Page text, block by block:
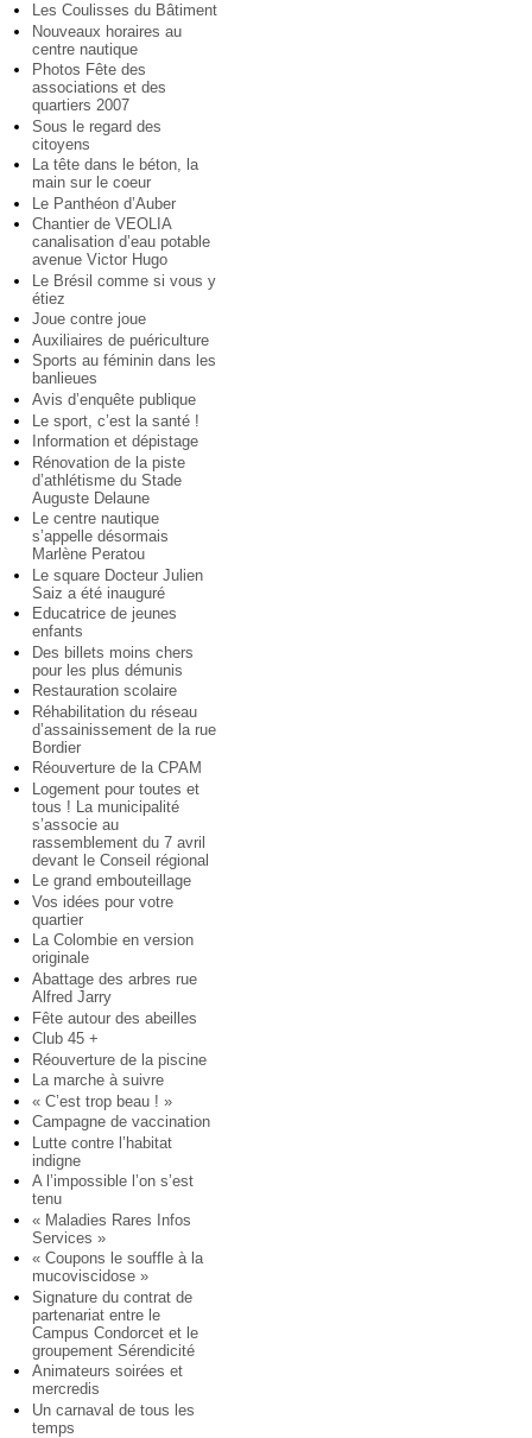
Les Coulisses du Bâtiment
Nouveaux horaires au
centre nautique
Photos Fête des
associations et des
quartiers 2007
Sous le regard des
citoyens
La tête dans le béton, la
main sur le coeur
Le Panthéon d’Auber
Chantier de VEOLIA
canalisation d’eau potable
avenue Victor Hugo
Le Brésil comme si vous y
étiez
Joue contre joue
Auxiliaires de puériculture
Sports au féminin dans les
banlieues
Avis d’enquête publique
Le sport, c’est la santé !
Information et dépistage
Rénovation de la piste
d’athlétisme du Stade
Auguste Delaune
Le centre nautique
s’appelle désormais
Marlène Peratou
Le square Docteur Julien
Saiz a été inauguré
Educatrice de jeunes
enfants
Des billets moins chers
pour les plus démunis
Restauration scolaire
Réhabilitation du réseau
d’assainissement de la rue
Bordier
Réouverture de la CPAM
Logement pour toutes et
tous ! La municipalité
s’associe au
rassemblement du 7 avril
devant le Conseil régional
Le grand embouteillage
Vos idées pour votre
quartier
La Colombie en version
originale
Abattage des arbres rue
Alfred Jarry
Fête autour des abeilles
Club 45 +
Réouverture de la piscine
La marche à suivre
« C’est trop beau ! »
Campagne de vaccination
Lutte contre l’habitat
indigne
A l’impossible l’on s’est
tenu
« Maladies Rares Infos
Services »
« Coupons le souffle à la
mucoviscidose »
Signature du contrat de
partenariat entre le
Campus Condorcet et le
groupement Sérendicité
Animateurs soirées et
mercredis
Un carnaval de tous les
temps